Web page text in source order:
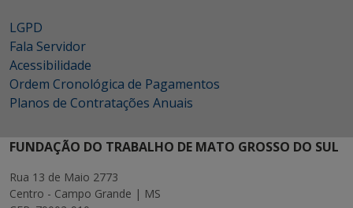
LGPD
Fala Servidor
Acessibilidade
Ordem Cronológica de Pagamentos
Planos de Contratações Anuais
FUNDAÇÃO DO TRABALHO DE MATO GROSSO DO SUL
Rua 13 de Maio 2773
Centro - Campo Grande | MS